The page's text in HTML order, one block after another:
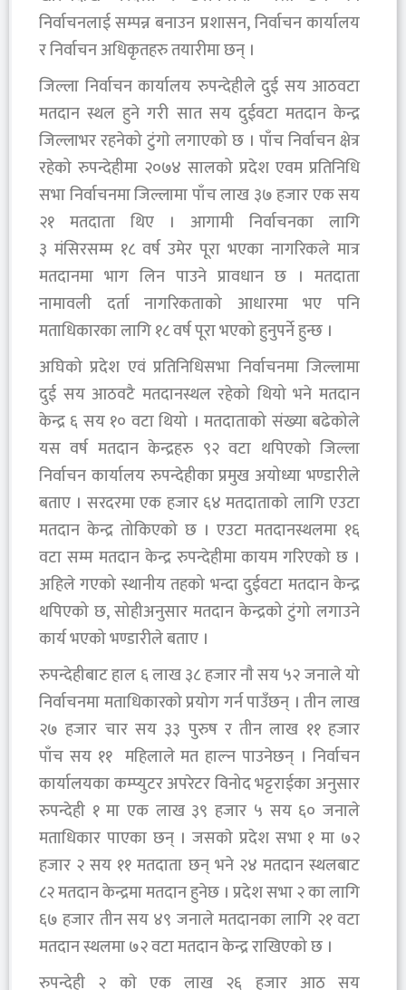
निर्वाचनलाई सम्पन्न बनाउन प्रशासन, निर्वाचन कार्यालय
र निर्वाचन अधिकृतहरु तयारीमा छन् ।
जिल्ला निर्वाचन कार्यालय रुपन्देहीले दुई सय आठवटा
मतदान स्थल हुने गरी सात सय दुईवटा मतदान केन्द्र
जिल्लाभर रहनेको टुंगाे लगाएको छ । पाँच निर्वाचन क्षेत्र
रहेको रुपन्देहीमा २०७४ सालको प्रदेश एवम प्रतिनिधि
सभा निर्वाचनमा जिल्लामा पाँच लाख ३७ हजार एक सय
२१ मतदाता थिए । आगामी निर्वाचनका लागि
३ मंसिरसम्म १८ वर्ष उमेर पूरा भएका नागरिकले मात्र
मतदानमा भाग लिन पाउने प्रावधान छ । मतदाता
नामावली दर्ता नागरिकताको आधारमा भए पनि
मताधिकारका लागि १८ वर्ष पूरा भएको हुनुपर्ने हुन्छ ।
अघिको प्रदेश एवं प्रतिनिधिसभा निर्वाचनमा जिल्लामा
दुई सय आठवटै मतदानस्थल रहेको थियो भने मतदान
केन्द्र ६ सय १० वटा थियो । मतदाताको संख्या बढेकोले
यस वर्ष मतदान केन्द्रहरु ९२ वटा थपिएको जिल्ला
निर्वाचन कार्यालय रुपन्देहीका प्रमुख अयोध्या भण्डारीले
बताए । सरदरमा एक हजार ६४ मतदाताको लागि एउटा
मतदान केन्द्र तोकिएको छ । एउटा मतदानस्थलमा १६
वटा सम्म मतदान केन्द्र रुपन्देहीमा कायम गरिएको छ ।
अहिले गएको स्थानीय तहको भन्दा दुईवटा मतदान केन्द्र
थपिएको छ, सोहीअनुसार मतदान केन्द्रको टुंगो लगाउने
कार्य भएको भण्डारीले बताए ।
रुपन्देहीबाट हाल ६ लाख ३८ हजार नाै सय ५२ जनाले यो
निर्वाचनमा मताधिकारको प्रयोग गर्न पाउँछन् । तीन लाख
२७ हजार चार सय ३३ पुरुष र तीन लाख ११ हजार
पाँच सय ११ महिलाले मत हाल्न पाउनेछन् । निर्वाचन
कार्यालयका कम्प्युटर अपरेटर विनोद भट्टराईका अनुसार
रुपन्देही १ मा एक लाख ३९ हजार ५ सय ६० जनाले
मताधिकार पाएका छन् । जसकाे प्रदेश सभा १ मा ७२
हजार २ सय ११ मतदाता छन् भने २४ मतदान स्थलबाट
८२ मतदान केन्द्रमा मतदान हुनेछ । प्रदेश सभा २ का लागि
६७ हजार तीन सय ४९ जनाले मतदानका लागि २१ वटा
मतदान स्थलमा ७२ वटा मतदान केन्द्र राखिएको छ ।
रुपन्देही २ काे एक लाख २६ हजार आठ सय